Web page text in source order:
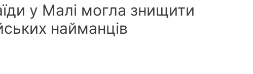
у Малі могла знищити
найманців